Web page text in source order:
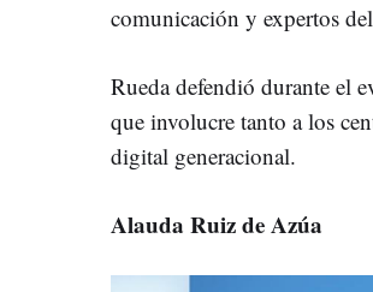
comunicación y expertos
Rueda defendió durante el
que involucre tanto a los
digital generacional.
Alauda Ruiz de Azúa